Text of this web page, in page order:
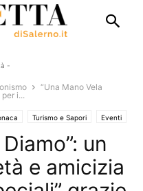
-
“Una Mano Vela
i...
Turismo e Sapori Eventi
Positivo Solo Annunci
un
e amicizia